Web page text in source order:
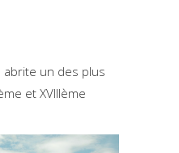
un des plus
et XVIIIème